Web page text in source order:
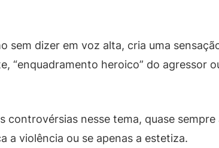
sem dizer em voz alta, cria uma
“enquadramento heroico” do agressor
controvérsias nesse tema, quase
a violência ou se apenas a estetiza.